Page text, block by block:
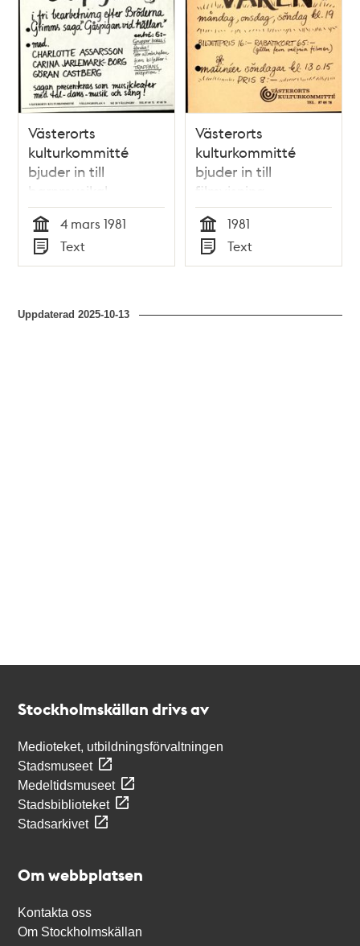
Västerorts
kulturkommitté
bjuder in till
barnmusikal
Tid
4 mars 1981
Typ
Text
Västerorts
kulturkommitté
bjuder in till
filmvisning
Tid
1981
Typ
Text
Uppdaterad2025-10-13
Stockholmskällan drivs av
Medioteket, utbildningsförvaltningen
Stadsmuseet
Medeltidsmuseet
Stadsbiblioteket
Stadsarkivet
Om webbplatsen
Kontakta oss
Om Stockholmskällan